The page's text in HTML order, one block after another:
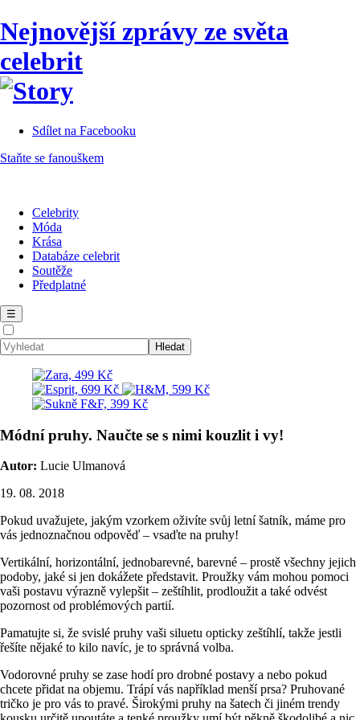
Nejnovější zprávy ze světa
celebrit
Sdílet na Facebooku
Staňte se fanouškem
Celebrity
Móda
Krása
Databáze celebrit
Soutěže
Předplatné
☰
Módní pruhy. Naučte se s nimi kouzlit i vy!
Autor: Lucie Ulmanová
19. 08. 2018
Pokud uvažujete, jakým vzorkem oživíte svůj letní šatník, máme pro
vás jednoznačnou odpověď – vsaďte na pruhy!
Vertikální, horizontální, jednobarevné, barevné – prostě všechny jejich
podoby, jaké si jen dokážete představit. Proužky vám mohou pomoci
vaši postavu výrazně vylepšit – zeštíhlit, prodloužit a také odvést
pozornost od problémových partií.
Pamatujte si, že svislé pruhy vaši siluetu opticky zeštíhlí, takže jestli
řešíte nějaké to kilo navíc, je to správná volba.
Vodorovné pruhy se zase hodí pro drobné postavy a nebo pokud
chcete přidat na objemu. Trápí vás například menší prsa? Pruhované
tričko je pro vás to pravé. Širokými pruhy na šatech či jiném trendy